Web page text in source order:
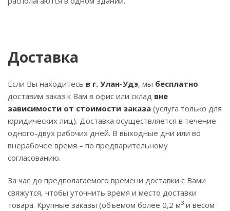
Доставка
Если Вы находитесь в г. Улан-Удэ, мы бесплатно
доставим заказ к Вам в офис или склад вне
зависимости от стоимости заказа (услуга только для
юридических лиц). Доставка осуществляется в течение
одного-двух рабочих дней. В выходные дни или во
внерабочее время – по предварительному
согласованию.
За час до предполагаемого времени доставки с Вами
свяжутся, чтобы уточнить время и место доставки
товара. Крупные заказы (объемом более 0,2 м3 и весом